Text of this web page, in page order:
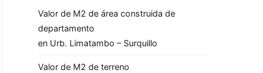
Valor de M2 de área construida de
departamento
en Urb. Limatambo – Surquillo
Valor de M2 de terreno